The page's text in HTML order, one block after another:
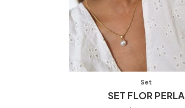
Set
SET FLOR PERLA